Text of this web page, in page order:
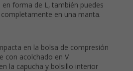
en forma de L, también puedes
en una manta.
en la bolsa de compresión
con acolchado en V
la capucha y bolsillo interior